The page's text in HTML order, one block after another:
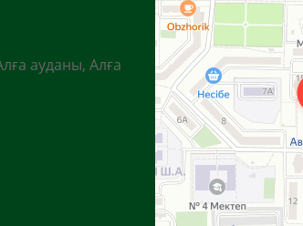
ауданы, Алға
Алға
Яндекс Карталар — көлік,